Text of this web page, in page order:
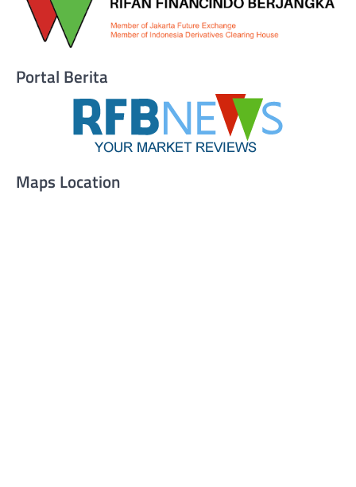
Portal Berita
Maps Location